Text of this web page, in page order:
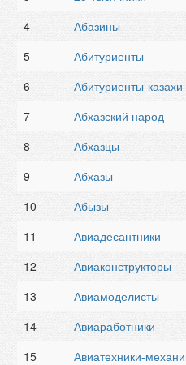
4
Абазины
5
Абитуриенты
6
Абитуриенты-казахи
7
Абхазский народ
8
Абхазцы
9
Абхазы
10
Абызы
11
Авиадесантники
12
Авиаконструкторы
13
Авиамоделисты
14
Авиаработники
15
Авиатехники-